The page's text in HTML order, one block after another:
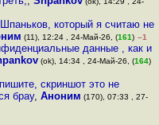
который я считаю не
(11), 12:24 , 24-Май-26, (161) –1
данные , как и
(ok), 14:34 , 24-Май-26, (164)
скриншот это не
брау, Аноним (170), 07:33 , 27-